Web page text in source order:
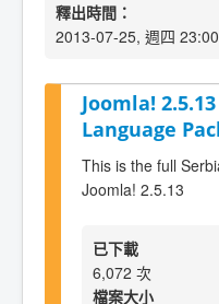
釋出時間：
2013-07-25, 週四 23:00
Joomla!
Language
This is the full
Joomla! 2.5.13
已下載
6,072 次
檔案大小